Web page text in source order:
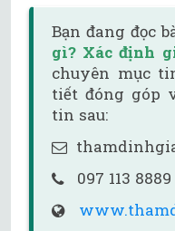
Bạn đang đọc
gì? Xác định
chuyên mục
tiết đóng góp
tin sau:
097 113 8889